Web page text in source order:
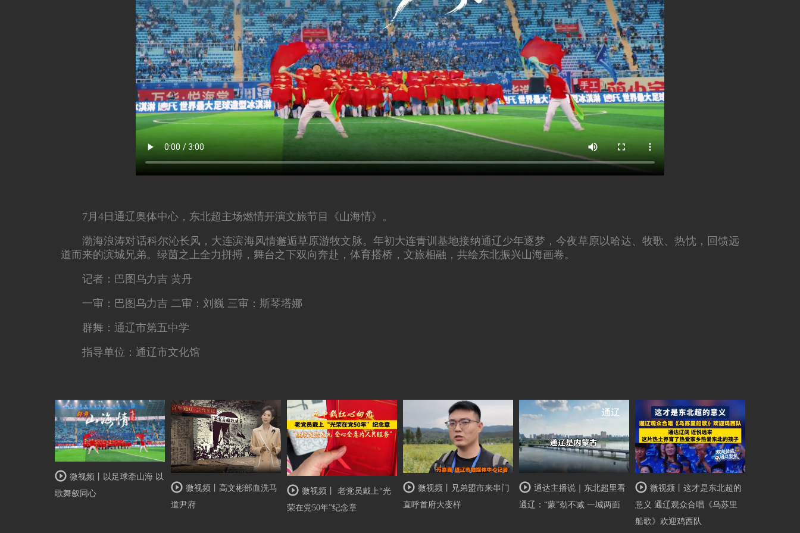
7月4日通辽奥体中心，东北超主场燃情开演文旅节目《山海情》。
渤海浪涛对话科尔沁长风，大连滨海风情邂逅草原游牧文脉。年初大连青训基地接纳通辽少年逐梦，今夜草原以哈达、牧歌、热忱，回馈远
道而来的滨城兄弟。绿茵之上全力拼搏，舞台之下双向奔赴，体育搭桥，文旅相融，共绘东北振兴山海画卷。
记者：巴图乌力吉 黄丹
一审：巴图乌力吉 二审：刘巍 三审：斯琴塔娜
群舞：通辽市第五中学
指导单位：通辽市文化馆
微视频丨以足球牵山海 以
歌舞叙同心
微视频丨高文彬部血洗马
道尹府
微视频丨 老党员戴上“光
荣在党50年”纪念章
微视频丨兄弟盟市来串门
直呼首府大变样
通达主播说｜东北超里看
通辽：“蒙”劲不减 一城两面
微视频丨这才是东北超的
意义 通辽观众合唱《乌苏里
船歌》欢迎鸡西队